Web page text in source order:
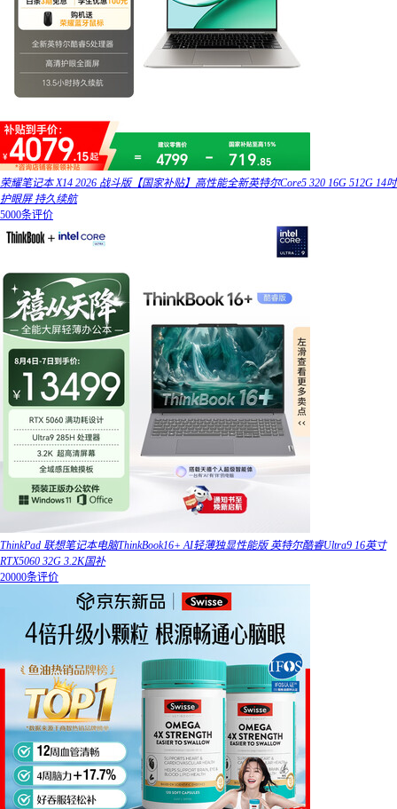
荣耀笔记本 X14 2026 战斗版【国家补贴】高性能全新英特尔Core5 320 16G 512G 14吋
护眼屏 持久续航
5000条评价
ThinkPad 联想笔记本电脑ThinkBook16+ AI轻薄独显性能版 英特尔酷睿Ultra9 16英寸
RTX5060 32G 3.2K国补
20000条评价